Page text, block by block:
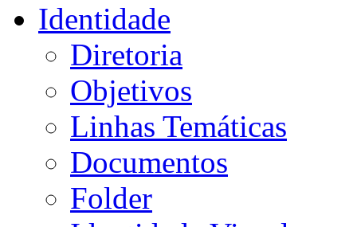
Identidade
Diretoria
Objetivos
Linhas Temáticas
Documentos
Folder